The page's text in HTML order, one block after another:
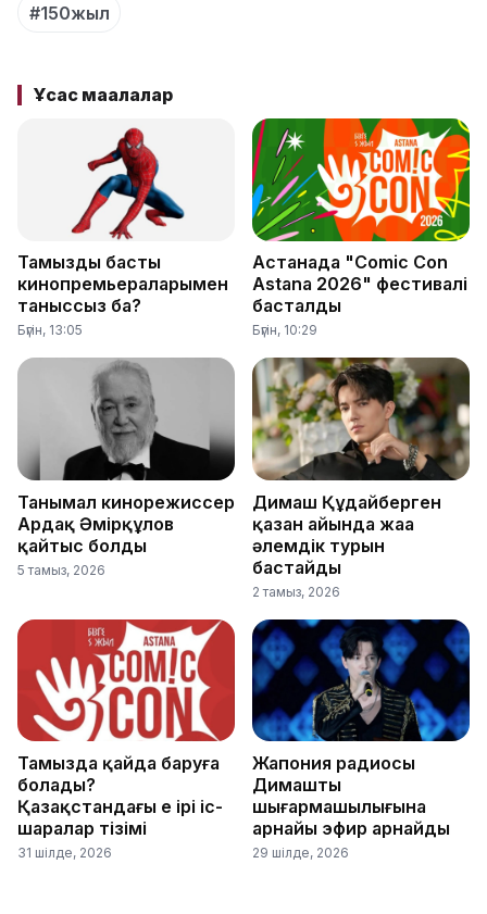
#150жыл
Ұқсас мақалалар
Тамыздың басты
кинопремьераларымен
таныссыз ба?
Бүгін, 13:05
Астанада "Comic Con
Astana 2026" фестивалі
басталды
Бүгін, 10:29
Танымал кинорежиссер
Ардақ Әмірқұлов
қайтыс болды
5 тамыз, 2026
Димаш Құдайберген
қазан айында жаңа
әлемдік турын
бастайды
2 тамыз, 2026
Тамызда қайда баруға
болады?
Қазақстандағы ең ірі іс-
шаралар тізімі
31 шілде, 2026
Жапония радиосы
Димаштың
шығармашылығына
арнайы эфир арнайды
29 шілде, 2026